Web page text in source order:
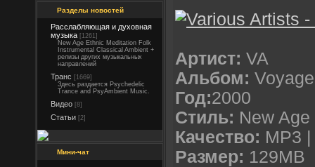
Разделы новостей
Расслабляющая и духовная
музыка [1261]
New Age Ethnic Meditation Folk
Instrumental Classical Ambient +
релизы других музыкальных
направлений
Транс [1669]
Здесь раздается Psychedelic
Trance and PsyAmbient Music.
Видео [8]
Статьи [2]
Мини-чат
Артист: VA
Альбом: Voyage
Год:2000
Стиль: New
Качество: MP3
Размер: 129MB